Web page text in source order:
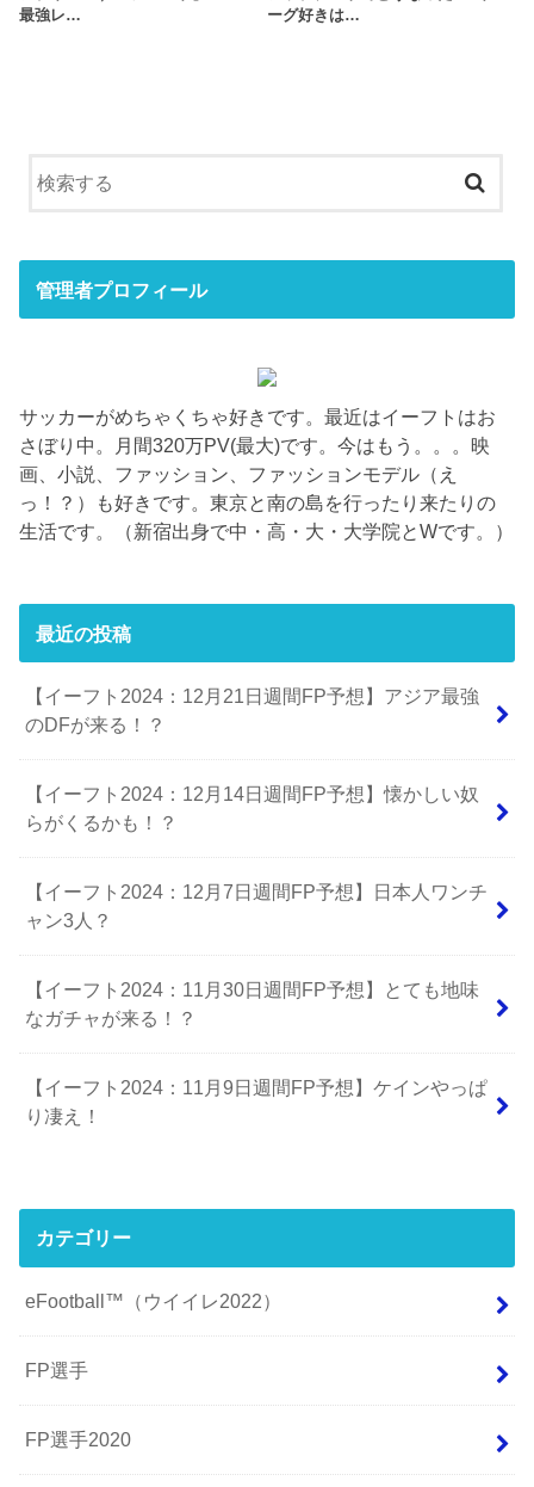
最強レ…
ーグ好きは…
管理者プロフィール
サッカーがめちゃくちゃ好きです。最近はイーフトはお
さぼり中。月間320万PV(最大)です。今はもう。。。映
画、小説、ファッション、ファッションモデル（え
っ！？）も好きです。東京と南の島を行ったり来たりの
生活です。（新宿出身で中・高・大・大学院とWです。）
最近の投稿
【イーフト2024：12月21日週間FP予想】アジア最強
のDFが来る！？
【イーフト2024：12月14日週間FP予想】懐かしい奴
らがくるかも！？
【イーフト2024：12月7日週間FP予想】日本人ワンチ
ャン3人？
【イーフト2024：11月30日週間FP予想】とても地味
なガチャが来る！？
【イーフト2024：11月9日週間FP予想】ケインやっぱ
り凄え！
カテゴリー
eFootball™（ウイイレ2022）
FP選手
FP選手2020